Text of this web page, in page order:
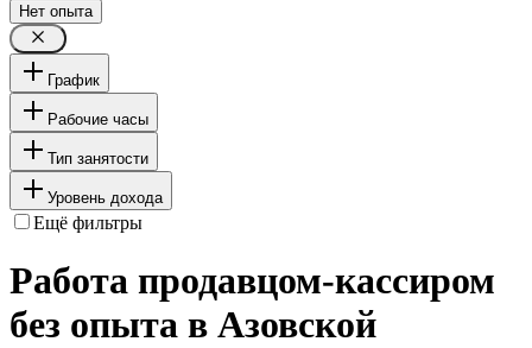
Нет опыта
График
Рабочие часы
Тип занятости
Уровень дохода
Ещё фильтры
Работа продавцом-кассиром
без опыта в Азовской